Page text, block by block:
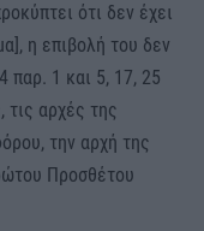
ότι δεν έχει
η επιβολή του δεν
παρ. 1 και 5, 17, 25
αρχές της
την αρχή της
Προσθέτου